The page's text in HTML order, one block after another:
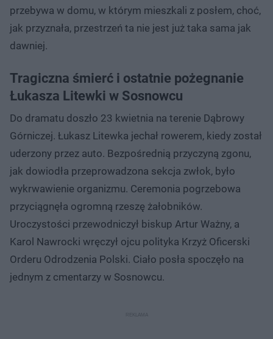
przebywa w domu, w którym mieszkali z posłem, choć,
jak przyznała, przestrzeń ta nie jest już taka sama jak
dawniej.
Tragiczna śmierć i ostatnie pożegnanie
Łukasza Litewki w Sosnowcu
Do dramatu doszło 23 kwietnia na terenie Dąbrowy
Górniczej. Łukasz Litewka jechał rowerem, kiedy został
uderzony przez auto. Bezpośrednią przyczyną zgonu,
jak dowiodła przeprowadzona sekcja zwłok, było
wykrwawienie organizmu. Ceremonia pogrzebowa
przyciągnęła ogromną rzeszę żałobników.
Uroczystości przewodniczył biskup Artur Ważny, a
Karol Nawrocki wręczył ojcu polityka Krzyż Oficerski
Orderu Odrodzenia Polski. Ciało posła spoczęło na
jednym z cmentarzy w Sosnowcu.